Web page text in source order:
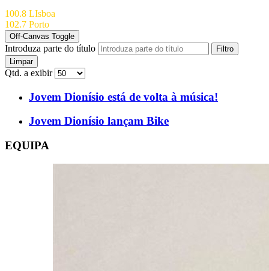
100.8 LIsboa
102.7 Porto
Off-Canvas Toggle
Introduza parte do título
Filtro
Limpar
Qtd. a exibir
Jovem Dionísio está de volta à música!
Jovem Dionísio lançam Bike
EQUIPA